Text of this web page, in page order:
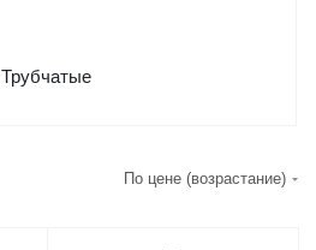
Трубчатые
По цене (возрастание)